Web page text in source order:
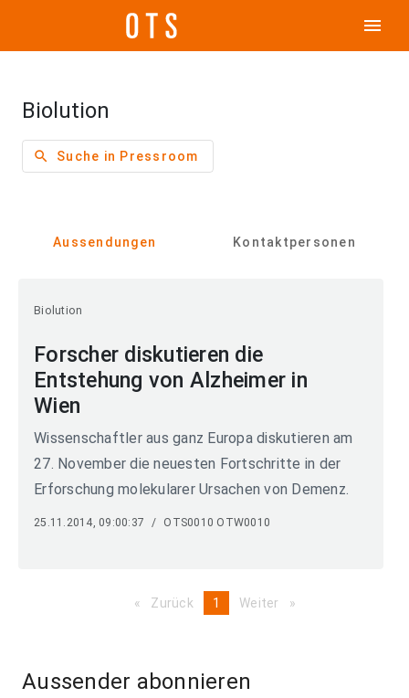
menu
Biolution
search Suche in Pressroom
Aussendungen Kontaktpersonen
Biolution
Forscher diskutieren die
Entstehung von Alzheimer in
Wien
Wissenschaftler aus ganz Europa diskutieren am
27. November die neuesten Fortschritte in der
Erforschung molekularer Ursachen von Demenz.
25.11.2014, 09:00:37 / OTS0010 OTW0010
Zurück pageYou're
1 Weiter page
Aussender abonnieren